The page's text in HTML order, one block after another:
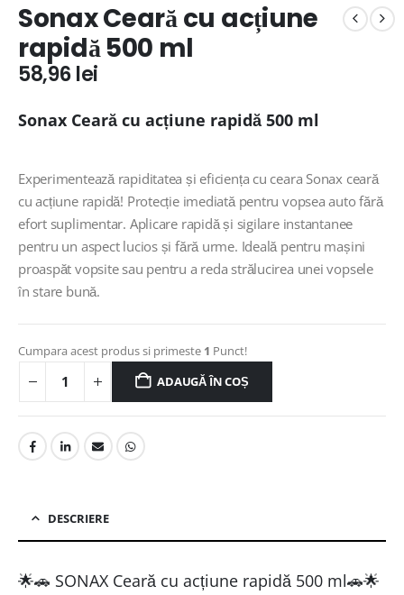
Sonax Ceară cu acțiune
rapidă 500 ml
58,96lei
Sonax Ceară cu acțiune rapidă 500 ml
Experimentează rapiditatea și eficiența cu ceara Sonax ceară
cu acțiune rapidă! Protecție imediată pentru vopsea auto fără
efort suplimentar. Aplicare rapidă și sigilare instantanee
pentru un aspect lucios și fără urme. Ideală pentru mașini
proaspăt vopsite sau pentru a reda strălucirea unei vopsele
în stare bună.
Cumpara acest produs si primeste 1 Punct!
ADAUGĂ ÎN COȘ
DESCRIERE
🌟🚗 SONAX Ceară cu acțiune rapidă 500 ml🚗🌟